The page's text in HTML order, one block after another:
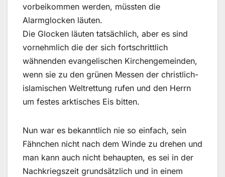
vorbeikommen werden, müssten die
Alarmglocken läuten.
Die Glocken läuten tatsächlich, aber es sind
vornehmlich die der sich fortschrittlich
wähnenden evangelischen Kirchengemeinden,
wenn sie zu den grünen Messen der christlich-
islamischen Weltrettung rufen und den Herrn
um festes arktisches Eis bitten.
Nun war es bekanntlich nie so einfach, sein
Fähnchen nicht nach dem Winde zu drehen und
man kann auch nicht behaupten, es sei in der
Nachkriegszeit grundsätzlich und in einem